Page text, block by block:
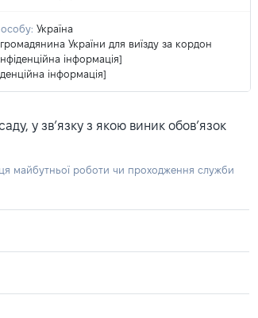
Україна
України для виїзду за кордон
інформація]
інформація]
у зв’язку з якою виник обов’язок
майбутньої роботи чи проходження служби